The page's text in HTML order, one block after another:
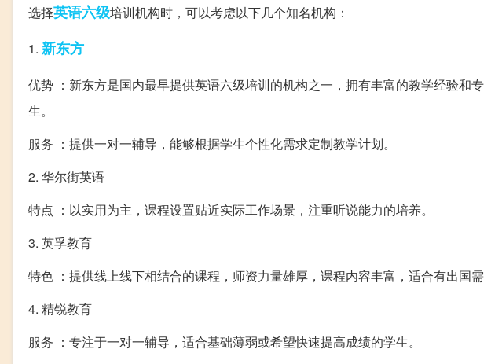
选择英语六级培训机构时，可以考虑以下几个知名机构：
1. 新东方
优势 ：新东方是国内最早提供英语六级培训的机构之一，拥有丰富的教学经验和
生。
服务 ：提供一对一辅导，能够根据学生个性化需求定制教学计划。
2. 华尔街英语
特点 ：以实用为主，课程设置贴近实际工作场景，注重听说能力的培养。
3. 英孚教育
特色 ：提供线上线下相结合的课程，师资力量雄厚，课程内容丰富，适合有出国
4. 精锐教育
服务 ：专注于一对一辅导，适合基础薄弱或希望快速提高成绩的学生。